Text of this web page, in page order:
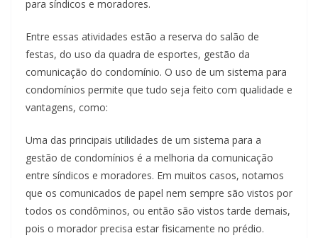
para síndicos e moradores.
Entre essas atividades estão a reserva do salão de
festas, do uso da quadra de esportes, gestão da
comunicação do condomínio. O uso de um sistema para
condomínios permite que tudo seja feito com qualidade e
vantagens, como:
Uma das principais utilidades de um sistema para a
gestão de condomínios é a melhoria da comunicação
entre síndicos e moradores. Em muitos casos, notamos
que os comunicados de papel nem sempre são vistos por
todos os condôminos, ou então são vistos tarde demais,
pois o morador precisa estar fisicamente no prédio.